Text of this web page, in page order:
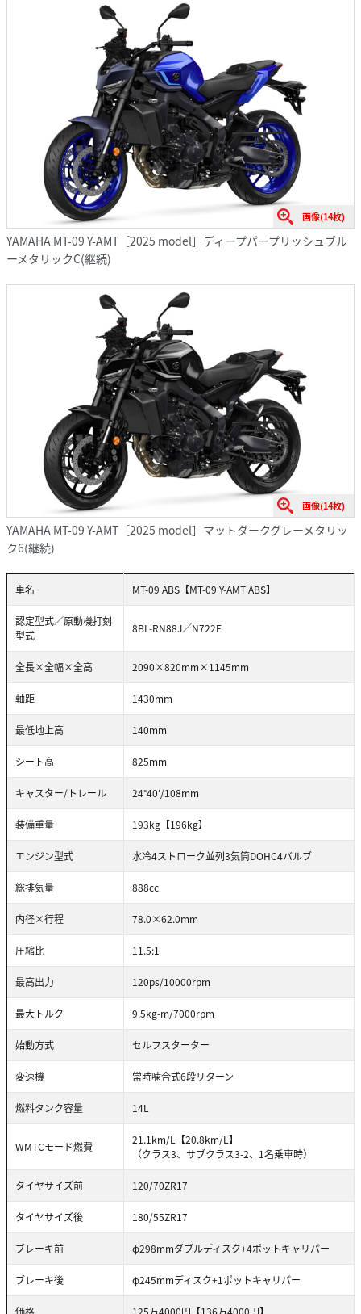
画像(14枚)
YAMAHA MT-09 Y-AMT［2025 model］ディープパープリッシュブル
ーメタリックC(継続)
画像(14枚)
YAMAHA MT-09 Y-AMT［2025 model］マットダークグレーメタリッ
ク6(継続)
車名 MT-09 ABS【MT-09 Y-AMT ABS】
認定型式／原動機打刻
型式
8BL-RN88J／N722E
全長×全幅×全高 2090×820mm×1145mm
軸距 1430mm
最低地上高 140mm
シート高 825mm
キャスター/トレール 24°40′/108mm
装備重量 193kg【196kg】
エンジン型式 水冷4ストローク並列3気筒DOHC4バルブ
総排気量 888cc
内径×行程 78.0×62.0mm
圧縮比 11.5:1
最高出力 120ps/10000rpm
最大トルク 9.5kg-m/7000rpm
始動方式 セルフスターター
変速機 常時噛合式6段リターン
燃料タンク容量 14L
WMTCモード燃費
21.1km/L【20.8km/L】
（クラス3、サブクラス3-2、1名乗車時）
タイヤサイズ前 120/70ZR17
タイヤサイズ後 180/55ZR17
ブレーキ前 φ298mmダブルディスク+4ポットキャリパー
ブレーキ後 φ245mmディスク+1ポットキャリパー
価格 125万4000円【136万4000円】